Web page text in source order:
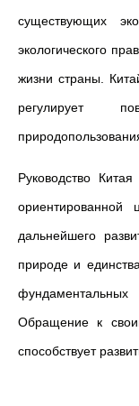
существующих
экологического
жизни страны.
регулирует
Руководство
дальнейшего
природе и
Обращение к
способствует